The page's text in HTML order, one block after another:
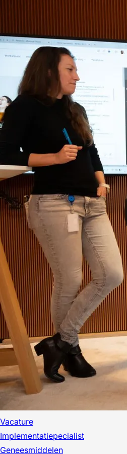
Vacature
Implementatiepecialist
Geneesmiddelen